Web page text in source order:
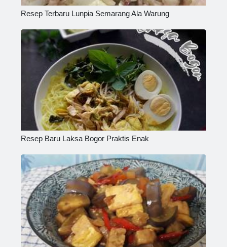
Resep Terbaru Lunpia Semarang Ala Warung
Resep Baru Laksa Bogor Praktis Enak